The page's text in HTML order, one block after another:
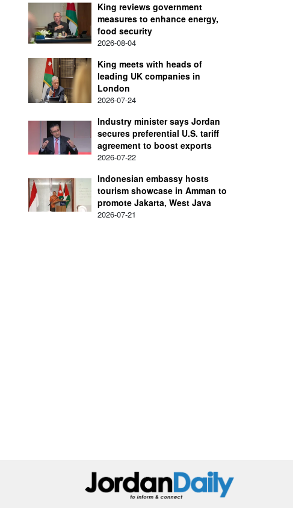
King reviews government
measures to enhance energy,
food security
2026-08-04
King meets with heads of
leading UK companies in
London
2026-07-24
Industry minister says Jordan
secures preferential U.S. tariff
agreement to boost exports
2026-07-22
Indonesian embassy hosts
tourism showcase in Amman to
promote Jakarta, West Java
2026-07-21